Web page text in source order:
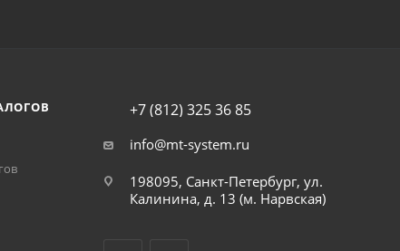
+7 (812) 325 36 85
info@mt-system.ru
198095, Санкт-Петербург, ул.
Калинина, д. 13 (м. Нарвская)